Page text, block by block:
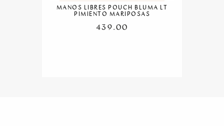
MANOS LIBRES POUCH BLUMA LT
PIMIENTO MARIPOSAS
439.00